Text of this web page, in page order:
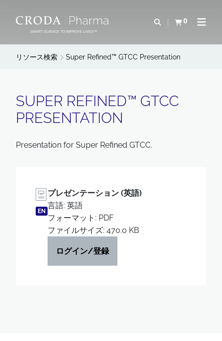
ン
ー
SMART SCIENCE TO IMPROVE LIVES™
検索を開く
0
カートを確認す
ナビ
リソース検索 Super Refined™ GTCC Presentation
SUPER REFINED™ GTCC
PRESENTATION
Presentation for Super Refined GTCC.
EN
プレゼンテーション (英語)
言語: 英語
フォーマット: PDF
ファイルサイズ: 470.0 KB
ログイン/登録